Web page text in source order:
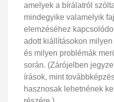
amelyek a bírálatról
mindegyike valamelyik
elemzéséhez
adott kiállításokon milyen
és milyen problémák
során. (Zárójelben
írások, mint
hasznosak lehetnének